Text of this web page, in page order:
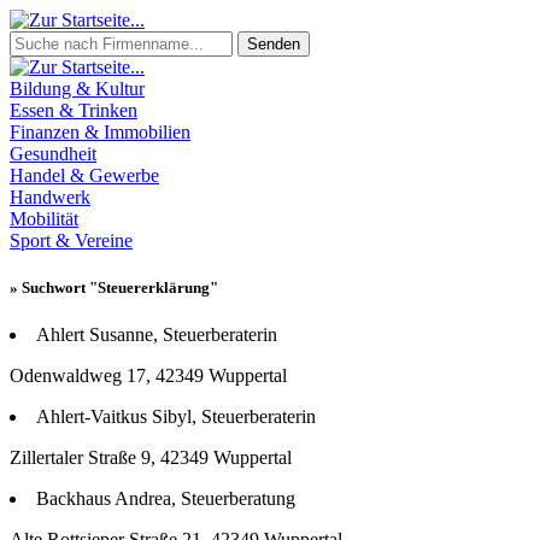
Senden
Bildung & Kultur
Essen & Trinken
Finanzen & Immobilien
Gesundheit
Handel & Gewerbe
Handwerk
Mobilität
Sport & Vereine
» Suchwort "Steuererklärung"
Ahlert Susanne, Steuerberaterin
Odenwaldweg 17, 42349 Wuppertal
Ahlert-Vaitkus Sibyl, Steuerberaterin
Zillertaler Straße 9, 42349 Wuppertal
Backhaus Andrea, Steuerberatung